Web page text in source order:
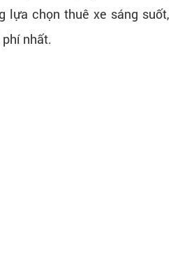
lựa chọn thuê xe sáng suốt,
nhất.